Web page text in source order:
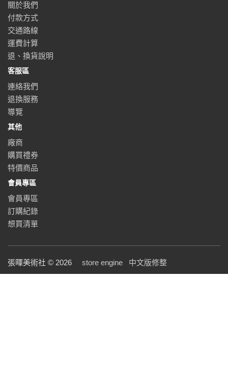
關於我們
付款方式
交通路線
運費計算
退、換貨說明
客服區
連絡我們
退換服務
導覽
其他
廠商
購買禮券
特價商品
會員專區
會員專區
訂購紀錄
想買清單
張暉美術社 © 2026 store engine 中文版修整